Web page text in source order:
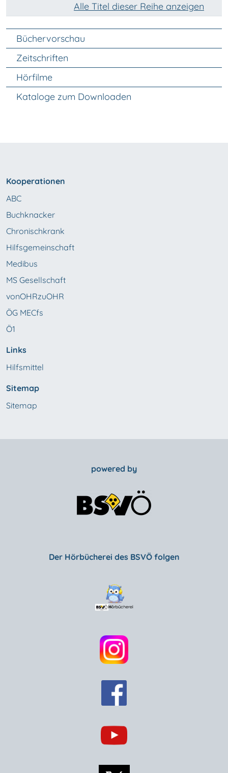
Alle Titel dieser Reihe anzeigen
Unter Navigation
Büchervorschau
Zeitschriften
Hörfilme
Kataloge zum Downloaden
Kooperationen
ABC
Buchknacker
Chronischkrank
Hilfsgemeinschaft
Medibus
MS Gesellschaft
vonOHRzuOHR
ÖG MECfs
Ö1
Links
Hilfsmittel
Sitemap
Sitemap
powered by
Der Hörbücherei des BSVÖ folgen